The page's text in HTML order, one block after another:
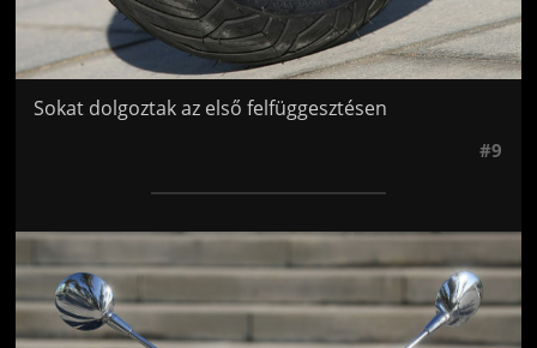
Sokat dolgoztak az első felfüggesztésen
#9
Jön még kép!